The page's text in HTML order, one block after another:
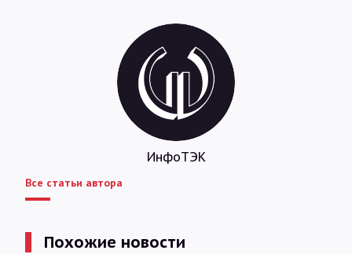
ИнфоТЭК
Все статьи автора
Похожие новости